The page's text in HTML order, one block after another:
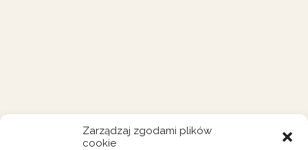
Zarządzaj zgodami plików
cookie